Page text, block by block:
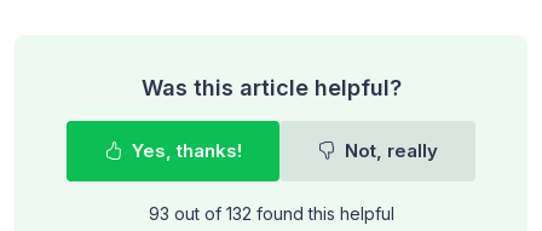
Was this article helpful?
Yes, thanks! Not, really
93 out of 132 found this helpful